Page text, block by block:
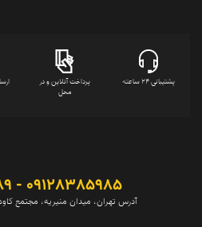
پشتیبانی 24 ساعته
پرداخت آنلاین و در
محل
09128385985 - 02166490689
آدرس تهران، میدان منیریه، مجتمع